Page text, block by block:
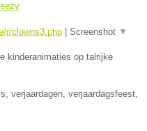
r/clowns3.php Screenshot ▼
kinderanimaties op talrijke
verjaardagen, verjaardagsfeest,